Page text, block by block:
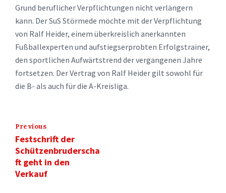
Grund beruflicher Verpflichtungen nicht verlängern
kann. Der SuS Störmede möchte mit der Verpflichtung
von Ralf Heider, einem überkreislich anerkannten
Fußballexperten und aufstiegserprobten Erfolgstrainer,
den sportlichen Aufwärtstrend der vergangenen Jahre
fortsetzen. Der Vertrag von Ralf Heider gilt sowohl für
die B- als auch für die A-Kreisliga.
Previous
Festschrift der
Schützenbruderscha
ft geht in den
Verkauf